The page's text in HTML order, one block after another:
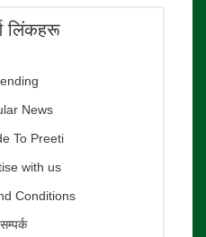
श्रेष्ठ
लिंकहरू
News
To Preeti
with us
Conditions
सम्पर्क